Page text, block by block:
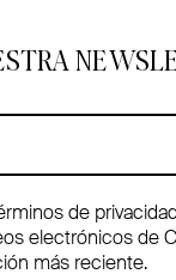
de
electrónicos de
más reciente.